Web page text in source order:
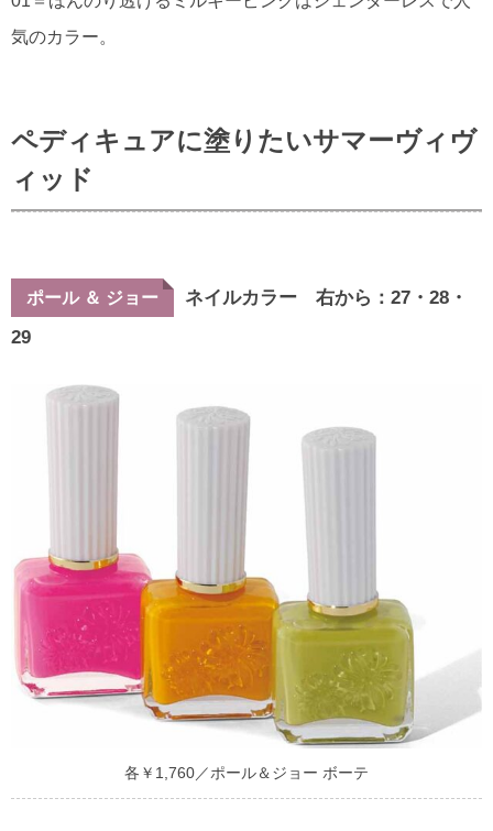
気のカラー。
ペディキュアに塗りたいサマーヴィヴ
ィッド
ポール ＆ ジョー
ネイルカラー 右から：27・28・
29
各￥1,760／ポール＆ジョー ボーテ